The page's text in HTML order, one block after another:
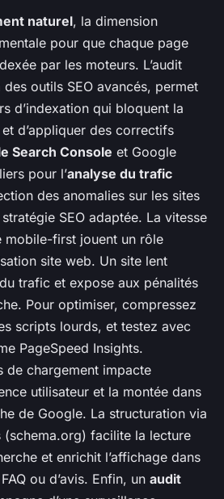
naturel, la dimension
pour que chaque page
par les moteurs. L’audit
des outils SEO avancés, permet
d’indexation qui bloquent la
d’appliquer des correctifs
Search Console et Google
pour l’analyse du trafic
des anomalies sur les sites
SEO adaptée. La vitesse
mobile-first jouent un rôle
site web. Un site lent
trafic et expose aux pénalités
Pour optimiser, compressez
scripts lourds, et testez avec
PageSpeed Insights.
de chargement impacte
utilisateur et la montée dans
de Google. La structuration via
(schema.org) facilite la lecture
et enrichit l’affichage dans
ou d’avis. Enfin, un audit